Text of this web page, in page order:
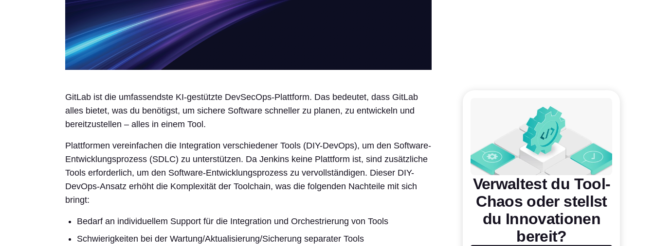
GitLab ist die umfassendste KI-gestützte DevSecOps-Plattform. Das bedeutet, dass GitLab
alles bietet, was du benötigst, um sichere Software schneller zu planen, zu entwickeln und
bereitzustellen – alles in einem Tool.
Plattformen vereinfachen die Integration verschiedener Tools (DIY-DevOps), um den Software-
Entwicklungsprozess (SDLC) zu unterstützen. Da Jenkins keine Plattform ist, sind zusätzliche
Tools erforderlich, um den Software-Entwicklungsprozess zu vervollständigen. Dieser DIY-
DevOps-Ansatz erhöht die Komplexität der Toolchain, was die folgenden Nachteile mit sich
bringt:
Bedarf an individuellem Support für die Integration und Orchestrierung von Tools
Schwierigkeiten bei der Wartung/Aktualisierung/Sicherung separater Tools
Verwaltest du Tool-
Chaos oder stellst
du Innovationen
bereit?